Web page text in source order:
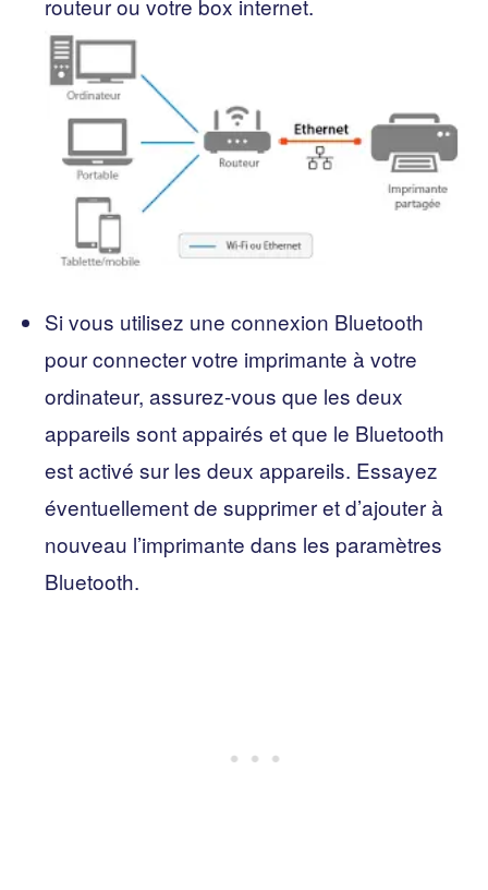
Si vous utilisez une connexion Bluetooth
pour connecter votre imprimante à votre
ordinateur, assurez-vous que les deux
appareils sont appairés et que le Bluetooth
est activé sur les deux appareils. Essayez
éventuellement de supprimer et d’ajouter à
nouveau l’imprimante dans les paramètres
Bluetooth.